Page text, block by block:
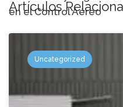
en el Control Aéreo
Artículos
Uncategorized